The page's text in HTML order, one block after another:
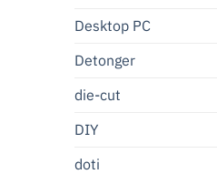
Desktop PC
Detonger
die-cut
DIY
doti